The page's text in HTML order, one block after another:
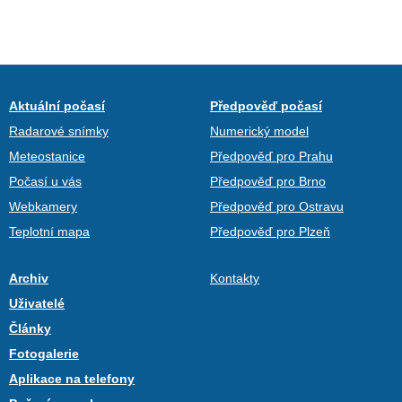
Aktuální počasí
Radarové snímky
Meteostanice
Počasí u vás
Webkamery
Teplotní mapa
Předpověď počasí
Numerický model
Předpověď pro Prahu
Předpověď pro Brno
Předpověď pro Ostravu
Předpověď pro Plzeň
Archiv
Uživatelé
Články
Fotogalerie
Aplikace na telefony
Kontakty